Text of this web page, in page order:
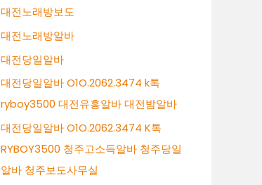
대전노래방보도
대전노래방알바
대전당일알바
대전당일알바 O1O.2062.3474 k톡
ryboy3500 대전유흥알바 대전밤알바
대전당일알바 O1O.2062.3474 K톡
RYBOY3500 청주고소득알바 청주당일
알바 청주보도사무실